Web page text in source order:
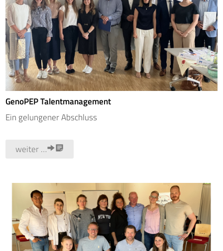
GenoPEP Talentmanagement
Ein gelungener Abschluss
weiter …